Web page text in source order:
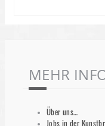
MEHR
Über uns…
Jobs in der